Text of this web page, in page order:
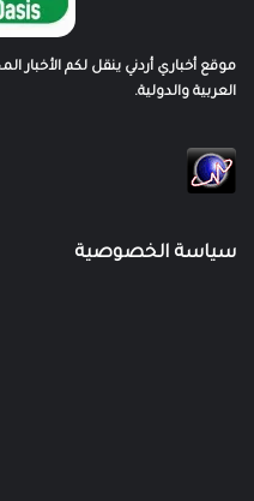
موقع أخباري أردني ينقل لكم الأخبار
العربية والدولية.
سياسة الخصوصية